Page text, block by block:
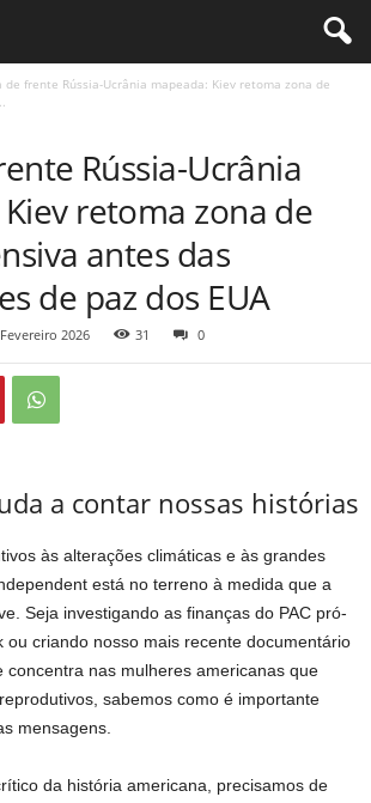
de frente Rússia-Ucrânia mapeada: Kiev retoma zona de
Rússia-Ucrânia
retoma zona de
antes das
de paz dos EUA
2026 31 0
a contar nossas histórias
às alterações climáticas e às grandes
está no terreno à medida que a
Seja investigando as finanças do PAC pró-
ou criando nosso mais recente documentário
concentra nas mulheres americanas que
sabemos como é importante
mensagens.
da história americana, precisamos de